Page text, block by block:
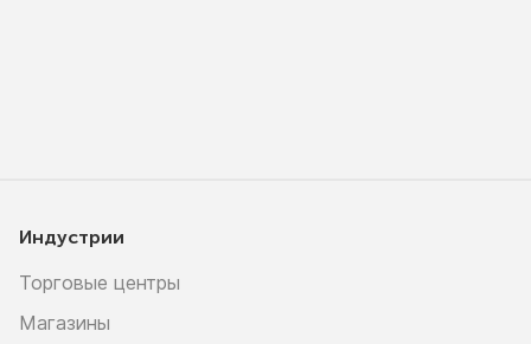
Индустрии
Торговые центры
Магазины